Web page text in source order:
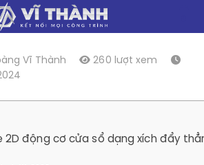
Vĩ Thành
260 lượt xem
2D động cơ cửa sổ dạng xích đẩy